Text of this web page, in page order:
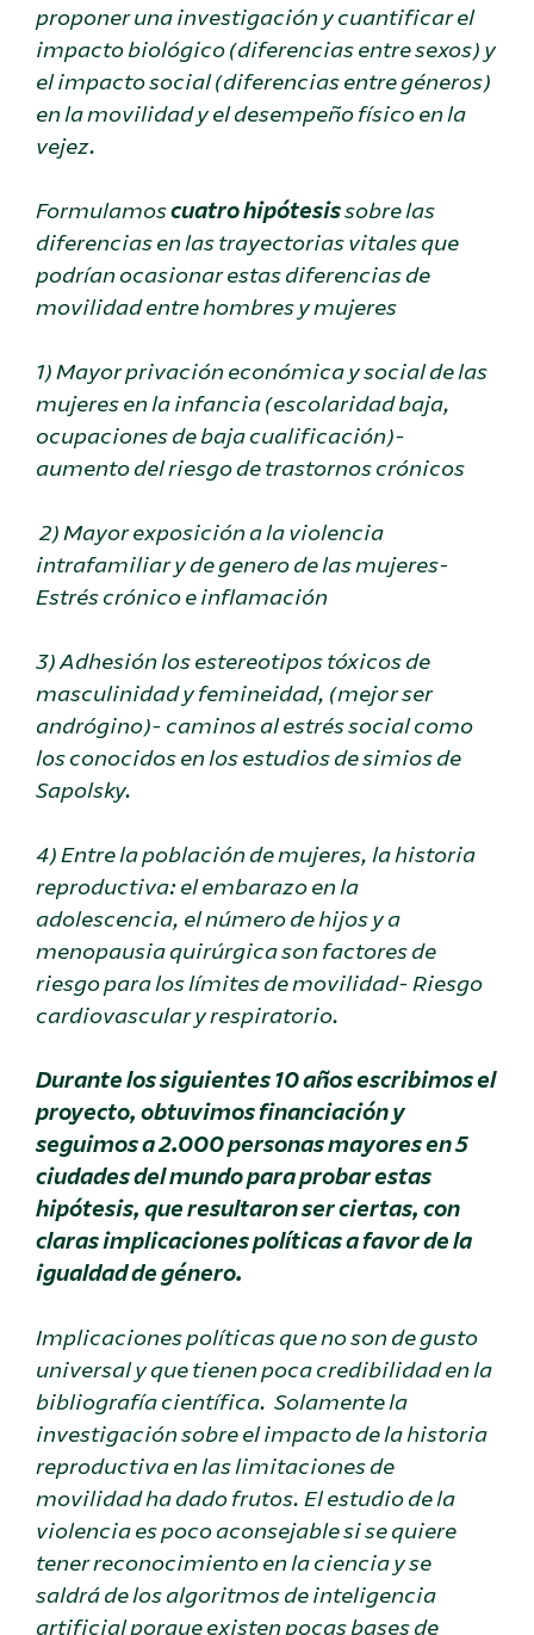
proponer una investigación y cuantificar el
impacto biológico (diferencias entre sexos) y
el impacto social (diferencias entre géneros)
en la movilidad y el desempeño físico en la
vejez.
Formulamoscuatro hipótesissobre las
diferencias en las trayectorias vitales que
podrían ocasionar estas diferencias de
movilidad entre hombres y mujeres
1) Mayor privación económica y social de las
mujeres en la infancia (escolaridad baja,
ocupaciones de baja cualificación)-
aumento del riesgo de trastornos crónicos
2) Mayor exposición a la violencia
intrafamiliar y de genero de las mujeres-
Estrés crónico e inflamación
3) Adhesión los estereotipos tóxicos de
masculinidad y femineidad, (mejor ser
andrógino)- caminos al estrés social como
los conocidos en los estudios de simios de
Sapolsky.
4) Entre la población de mujeres, la historia
reproductiva: el embarazo en la
adolescencia, el número de hijos y a
menopausia quirúrgica son factores de
riesgo para los límites de movilidad- Riesgo
cardiovascular y respiratorio.
Durante los siguientes 10 años escribimos el
proyecto, obtuvimos financiación y
seguimos a 2.000 personas mayores en 5
ciudades del mundo para probar estas
hipótesis, que resultaron ser ciertas, con
claras implicaciones políticas a favor de la
igualdad de género.
Implicaciones políticas que no son de gusto
universal y que tienen poca credibilidad en la
bibliografía científica. Solamente la
investigación sobre el impacto de la historia
reproductiva en las limitaciones de
movilidad ha dado frutos. El estudio de la
violencia es poco aconsejable si se quiere
tener reconocimiento en la ciencia y se
saldrá de los algoritmos de inteligencia
artificial porque existen pocas bases de